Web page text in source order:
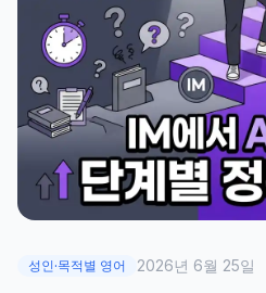
성인·목적별 영어 2026년 6월 25일